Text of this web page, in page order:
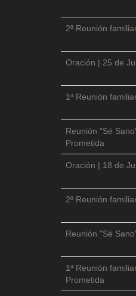
2ª Reunión
Oración | 25 de
1ª Reunión
Reunión "Sé
Prometida
Oración | 18 de
2ª Reunión
Reunión "Sé
1ª Reunión
Prometida